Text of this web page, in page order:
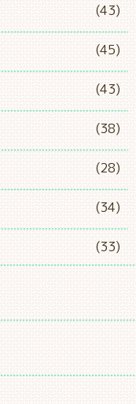
(43)
(45)
(43)
(38)
(28)
(34)
(33)